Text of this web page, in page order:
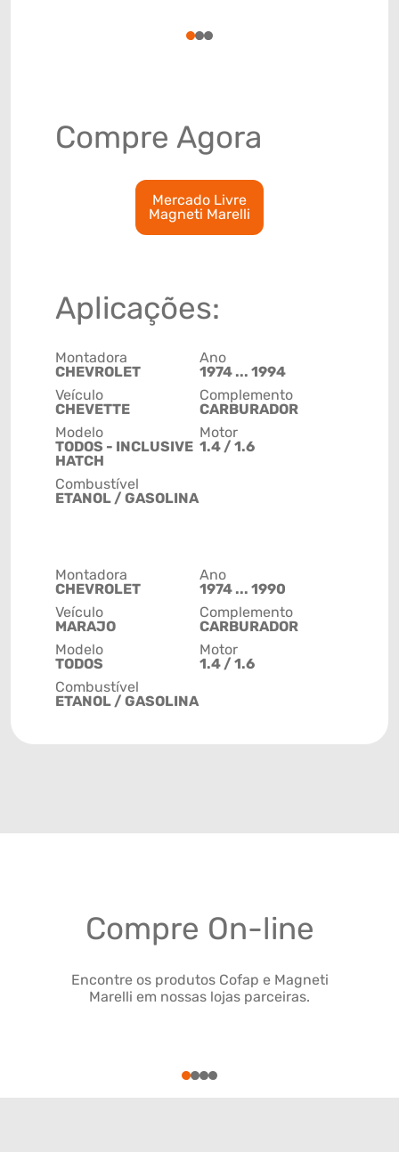
123
Compre Agora
Mercado Livre
Magneti Marelli
Aplicações:
Montadora
CHEVROLET
Veículo
CHEVETTE
Modelo
TODOS - INCLUSIVE
HATCH
Ano
1974 ... 1994
Complemento
CARBURADOR
Motor
1.4 / 1.6
Combustível
ETANOL / GASOLINA
Montadora
CHEVROLET
Veículo
MARAJO
Modelo
TODOS
Ano
1974 ... 1990
Complemento
CARBURADOR
Motor
1.4 / 1.6
Combustível
ETANOL / GASOLINA
Compre On-line
Encontre os produtos Cofap e Magneti
Marelli em nossas lojas parceiras.
1234